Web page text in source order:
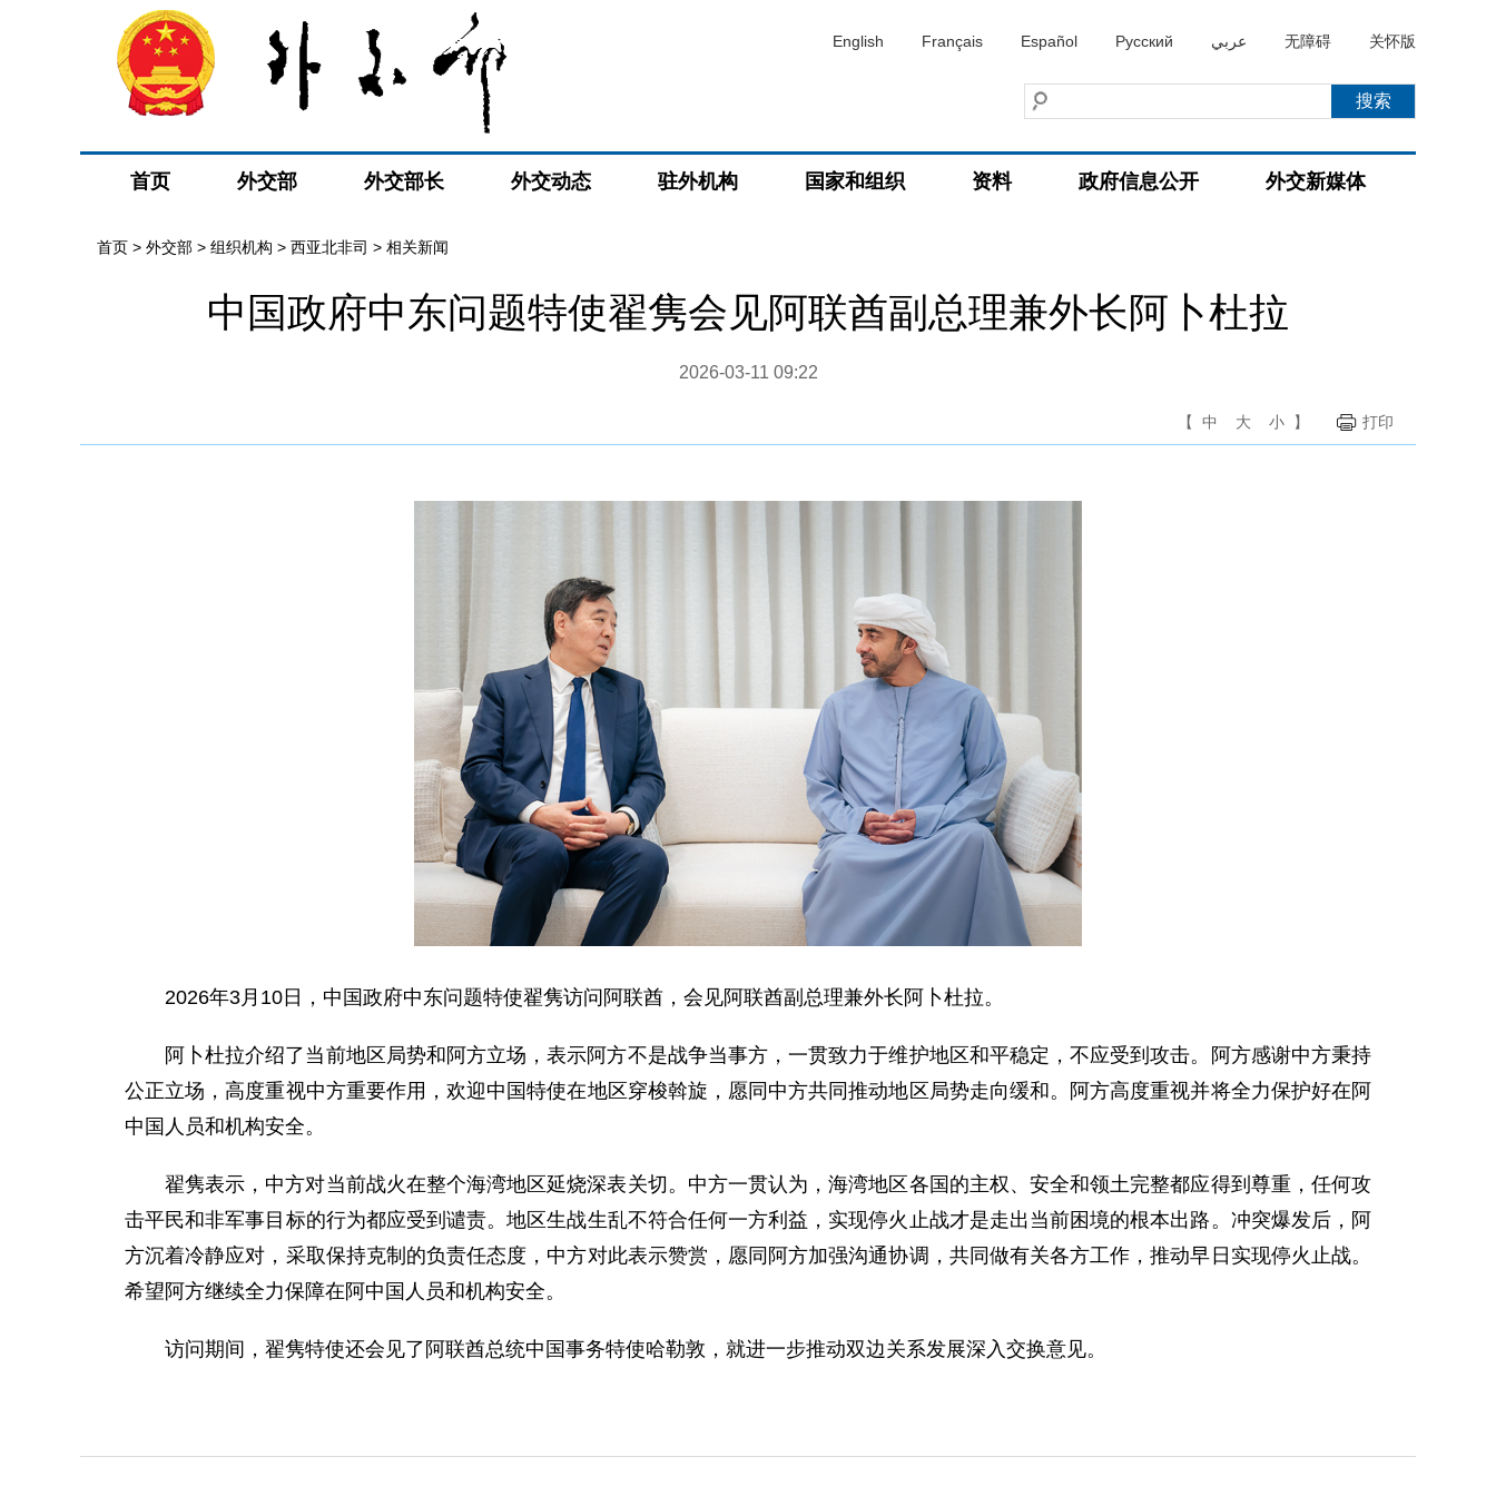
English Français Español Русский عربي 无障碍 关怀版
首页 外交部 外交部长 外交动态 驻外机构 国家和组织 资料 政府信息公开 外交新媒体
首页 > 外交部 > 组织机构 > 西亚北非司 > 相关新闻
中国政府中东问题特使翟隽会见阿联酋副总理兼外长阿卜杜拉
2026-03-11 09:22
【 中 大 小 】 打印
2026年3月10日，中国政府中东问题特使翟隽访问阿联酋，会见阿联酋副总理兼外长阿卜杜拉。
阿卜杜拉介绍了当前地区局势和阿方立场，表示阿方不是战争当事方，一贯致力于维护地区和平稳定，不应受到攻击。阿方感谢中方秉持
公正立场，高度重视中方重要作用，欢迎中国特使在地区穿梭斡旋，愿同中方共同推动地区局势走向缓和。阿方高度重视并将全力保护好在阿
中国人员和机构安全。
翟隽表示，中方对当前战火在整个海湾地区延烧深表关切。中方一贯认为，海湾地区各国的主权、安全和领土完整都应得到尊重，任何攻
击平民和非军事目标的行为都应受到谴责。地区生战生乱不符合任何一方利益，实现停火止战才是走出当前困境的根本出路。冲突爆发后，阿
方沉着冷静应对，采取保持克制的负责任态度，中方对此表示赞赏，愿同阿方加强沟通协调，共同做有关各方工作，推动早日实现停火止战。
希望阿方继续全力保障在阿中国人员和机构安全。
访问期间，翟隽特使还会见了阿联酋总统中国事务特使哈勒敦，就进一步推动双边关系发展深入交换意见。